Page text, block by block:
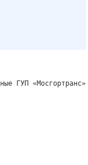
ГУП «Мосгортранс»